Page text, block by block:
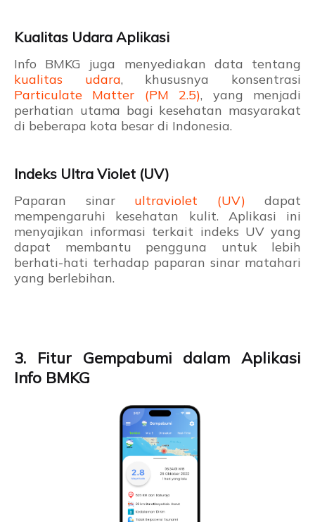
Kualitas Udara Aplikasi
Info BMKG juga menyediakan data tentang
kualitas udara, khususnya konsentrasi
Particulate Matter (PM 2.5), yang menjadi
perhatian utama bagi kesehatan masyarakat
di beberapa kota besar di Indonesia.
Indeks Ultra Violet (UV)
Paparan sinar ultraviolet (UV) dapat
mempengaruhi kesehatan kulit. Aplikasi ini
menyajikan informasi terkait indeks UV yang
dapat membantu pengguna untuk lebih
berhati-hati terhadap paparan sinar matahari
yang berlebihan.
3. Fitur Gempabumi dalam Aplikasi
Info BMKG